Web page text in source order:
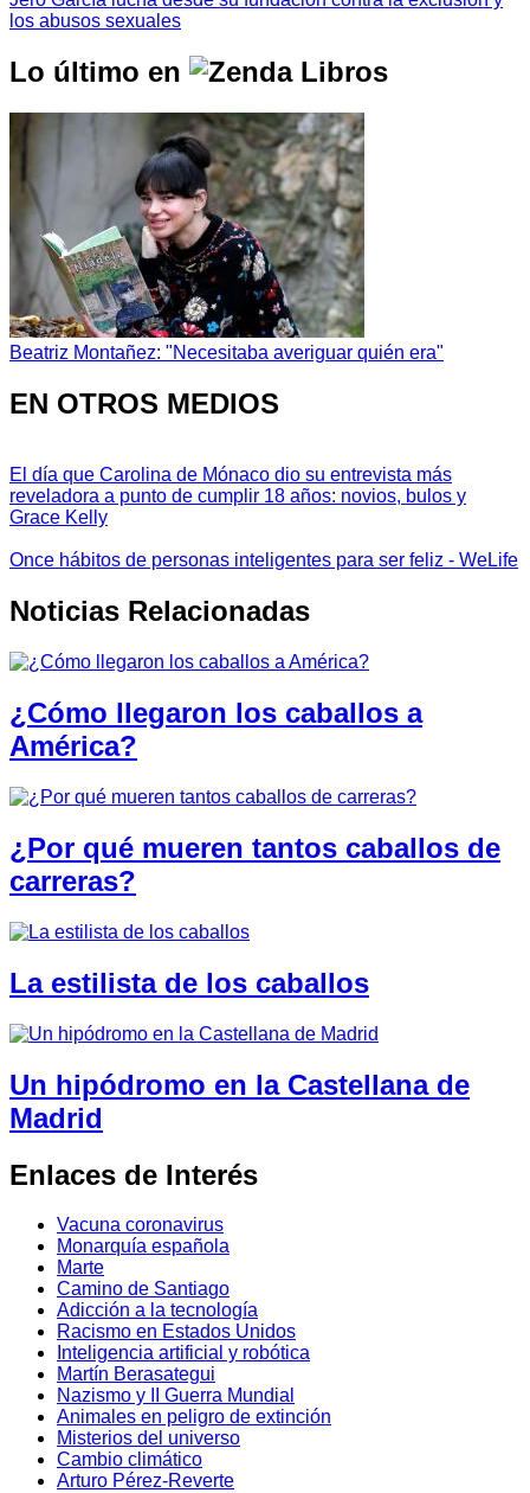
los abusos sexuales
Lo último en
Beatriz Montañez: "Necesitaba averiguar quién era"
EN OTROS MEDIOS
El día que Carolina de Mónaco dio su entrevista más
reveladora a punto de cumplir 18 años: novios, bulos y
Grace Kelly
Once hábitos de personas inteligentes para ser feliz - WeLife
Noticias Relacionadas
¿Cómo llegaron los caballos a
América?
¿Por qué mueren tantos caballos de
carreras?
La estilista de los caballos
Un hipódromo en la Castellana de
Madrid
Enlaces de Interés
Vacuna coronavirus
Monarquía española
Marte
Camino de Santiago
Adicción a la tecnología
Racismo en Estados Unidos
Inteligencia artificial y robótica
Martín Berasategui
Nazismo y II Guerra Mundial
Animales en peligro de extinción
Misterios del universo
Cambio climático
Arturo Pérez-Reverte